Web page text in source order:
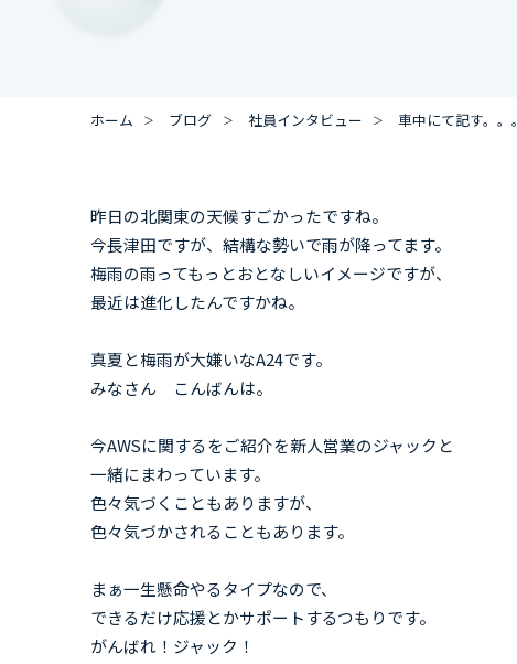
ホーム ブログ 社員インタビュー 車中にて記す。。。
昨日の北関東の天候すごかったですね。
今長津田ですが、結構な勢いで雨が降ってます。
梅雨の雨ってもっとおとなしいイメージですが、
最近は進化したんですかね。
真夏と梅雨が大嫌いなA24です。
みなさん こんばんは。
今AWSに関するをご紹介を新人営業のジャックと
一緒にまわっています。
色々気づくこともありますが、
色々気づかされることもあります。
まぁ一生懸命やるタイプなので、
できるだけ応援とかサポートするつもりです。
がんばれ！ジャック！